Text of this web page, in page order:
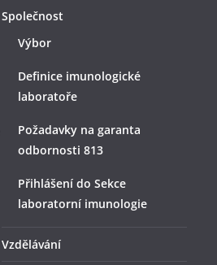
Společnost
Výbor
Definice imunologické
laboratoře
Požadavky na garanta
odbornosti 813
Přihlášení do Sekce
laboratorní imunologie
Vzdělávání